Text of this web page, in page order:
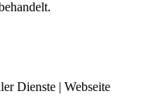
Dienste | Webseite